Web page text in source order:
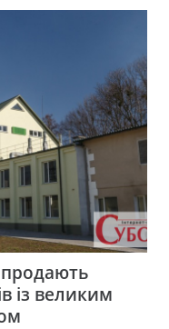
продають
із великим